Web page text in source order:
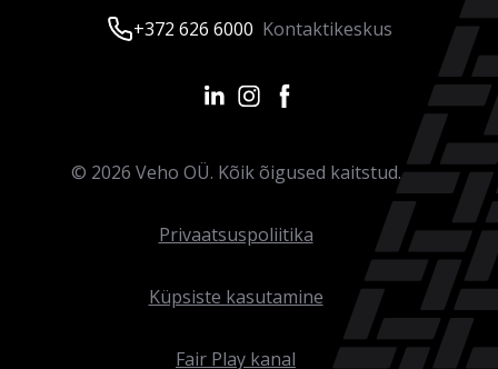
+372 626 6000 Kontaktikeskus
© 2026 Veho OÜ. Kõik õigused kaitstud.
Privaatsuspoliitika
Küpsiste kasutamine
Fair Play kanal